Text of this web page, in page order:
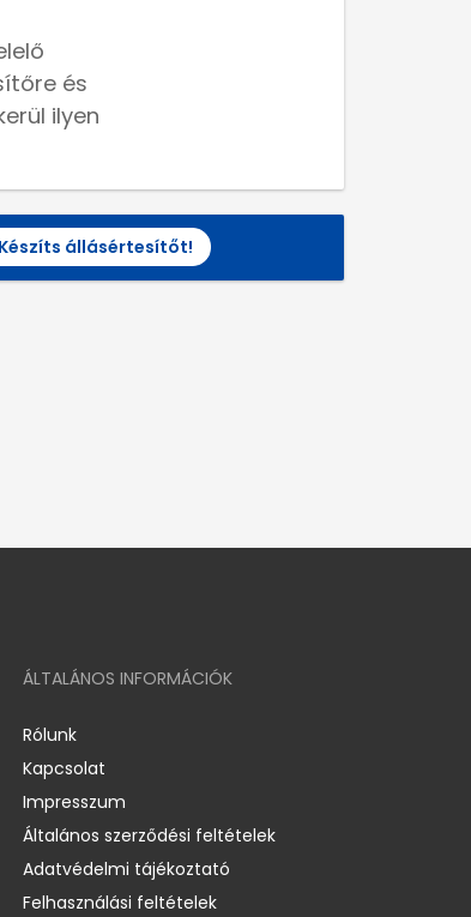
és
ilyen
Készíts állásértesítőt!
ÁLTALÁNOS INFORMÁCIÓK
Rólunk
Kapcsolat
Impresszum
Általános szerződési feltételek
Adatvédelmi tájékoztató
Felhasználási feltételek